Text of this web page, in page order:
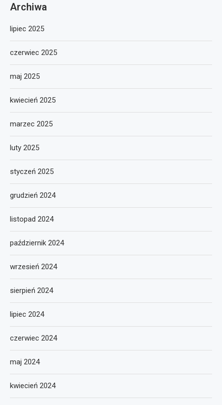
Archiwa
lipiec 2025
czerwiec 2025
maj 2025
kwiecień 2025
marzec 2025
luty 2025
styczeń 2025
grudzień 2024
listopad 2024
październik 2024
wrzesień 2024
sierpień 2024
lipiec 2024
czerwiec 2024
maj 2024
kwiecień 2024